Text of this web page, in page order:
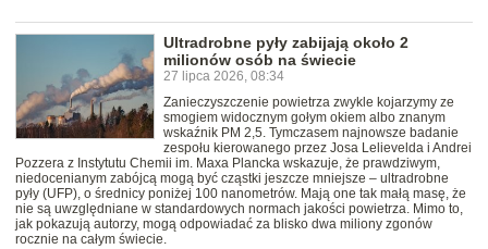
Ultradrobne pyły zabijają około 2
milionów osób na świecie
27 lipca 2026, 08:34
Zanieczyszczenie powietrza zwykle kojarzymy ze
smogiem widocznym gołym okiem albo znanym
wskaźnik PM 2,5. Tymczasem najnowsze badanie
zespołu kierowanego przez Josa Lelievelda i Andrei
Pozzera z Instytutu Chemii im. Maxa Plancka wskazuje, że prawdziwym,
niedocenianym zabójcą mogą być cząstki jeszcze mniejsze – ultradrobne
pyły (UFP), o średnicy poniżej 100 nanometrów. Mają one tak małą masę, że
nie są uwzględniane w standardowych normach jakości powietrza. Mimo to,
jak pokazują autorzy, mogą odpowiadać za blisko dwa miliony zgonów
rocznie na całym świecie.